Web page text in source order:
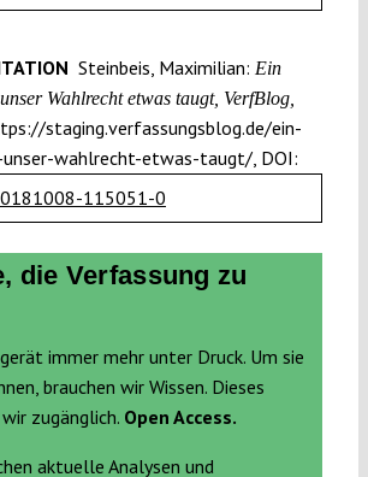
Steinbeis, Maximilian: Ein
Wahlrecht etwas taugt, VerfBlog,
staging.verfassungsblog.de/ein-
wahlrecht-etwas-taugt/, DOI:
115051-0
die Verfassung zu
immer mehr unter Druck. Um sie
brauchen wir Wissen. Dieses
zugänglich. Open Access.
aktuelle Analysen und